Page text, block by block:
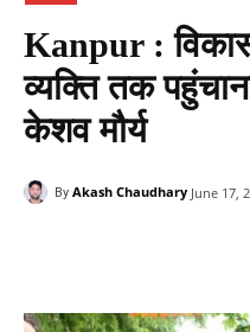
Kanpur :
व्यक्ति तक
केशव मौर्य
By Akash Chaudhary June 17,